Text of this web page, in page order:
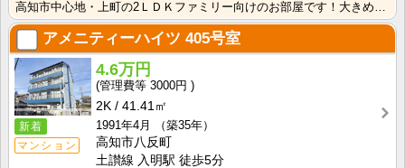
アメニティーハイツ 405号室
新着
マンション
4.6万円
3000円
2K
41.41㎡
1991年4月
（築35年）
高知市八反町
土讃線 入明駅 徒歩5分